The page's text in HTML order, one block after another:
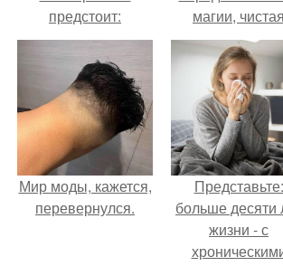
предстоит:
косметический или
капитальный
магии,
квантовая
механика.
Мир моды, кажется,
перевернулся.
Представьте:
больше десяти
жизни - с